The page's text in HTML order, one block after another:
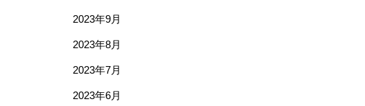
2023年9月
2023年8月
2023年7月
2023年6月